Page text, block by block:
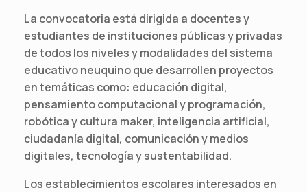
La convocatoria está dirigida a docentes y
estudiantes de instituciones públicas y privadas
de todos los niveles y modalidades del sistema
educativo neuquino que desarrollen proyectos
en temáticas como: educación digital,
pensamiento computacional y programación,
robótica y cultura maker, inteligencia artificial,
ciudadanía digital, comunicación y medios
digitales, tecnología y sustentabilidad.
Los establecimientos escolares interesados en